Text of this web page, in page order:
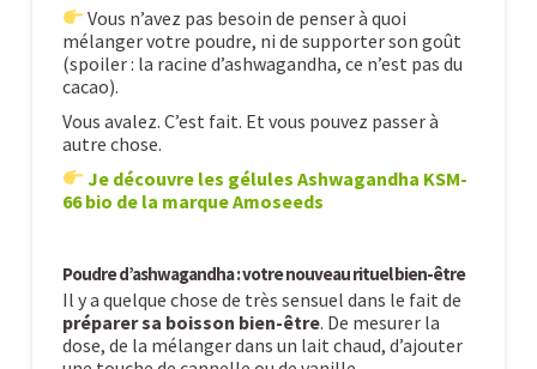
Vous n’avez pas besoin de penser à quoi
mélanger votre poudre, ni de supporter son goût
(spoiler : la racine d’ashwagandha, ce n’est pas du
cacao).
Vous avalez. C’est fait. Et vous pouvez passer à
autre chose.
Je découvre les gélules Ashwagandha KSM-
66 bio de la marque Amoseeds
Poudre d’ashwagandha : votre nouveau rituel bien-être
Il y a quelque chose de très sensuel dans le fait de
préparer sa boisson bien-être. De mesurer la
dose, de la mélanger dans un lait chaud, d’ajouter